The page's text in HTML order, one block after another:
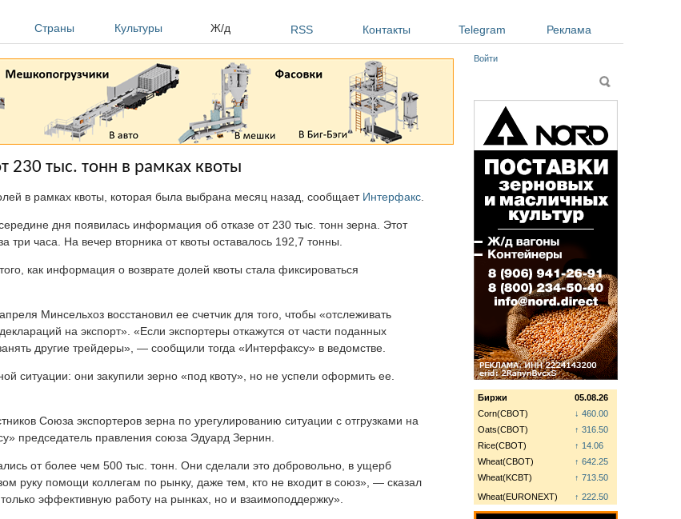
Страны Культуры Ж/д RSS Контакты Telegram Реклама
230 тыс. тонн в рамках квоты
в рамках квоты, которая была выбрана месяц назад, сообщает Интерфакс
дня появилась информация об отказе от 230 тыс. тонн зерна. Этот
часа. На вечер вторника от квоты оставалось 192,7 тонны.
как информация о возврате долей квоты стала фиксироваться
Минсельхоз восстановил ее счетчик для того, чтобы «отслеживать
на экспорт». «Если экспортеры откажутся от части поданных
другие трейдеры», — сообщили тогда «Интерфаксу» в ведомстве.
ситуации: они закупили зерно «под квоту», но не успели оформить ее.
Союза экспортеров зерна по урегулированию ситуации с отгрузками на
председатель правления союза Эдуард Зернин.
от более чем 500 тыс. тонн. Они сделали это добровольно, в ущерб
руку помощи коллегам по рынку, даже тем, кто не входит в союз», — сказал
эффективную работу на рынках, но и взаимоподдержку».
Войти
Поиск
Биржи
05.08.26
Corn(CBOT)
↓ 460.00
Oats(CBOT)
↑ 316.50
Rice(CBOT)
↑ 14.06
Wheat(CBOT)
↑ 642.25
Wheat(KCBT)
↑ 713.50
Wheat(EURONEXT)
↑ 222.50